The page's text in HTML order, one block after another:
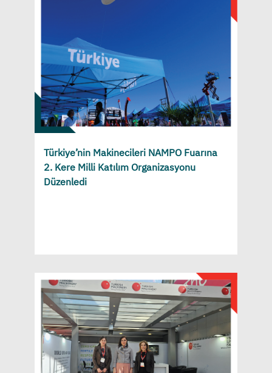
Türkiye’nin Makinecileri NAMPO Fuarına
2. Kere Milli Katılım Organizasyonu
Düzenledi